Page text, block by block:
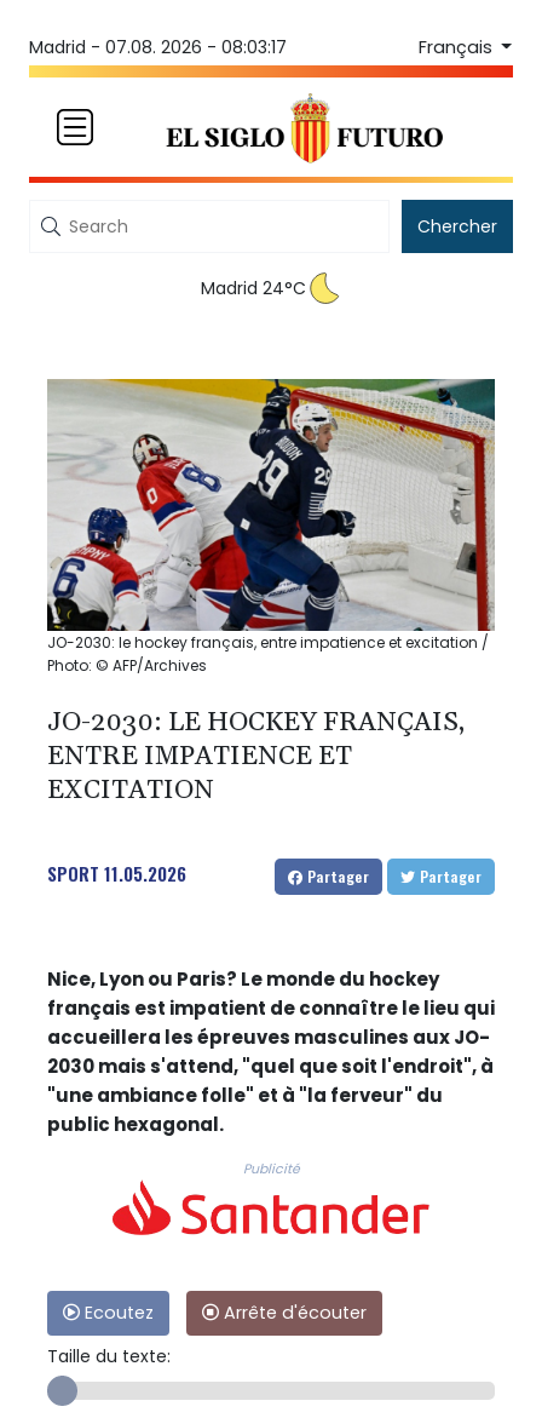
Madrid - 07.08. 2026 - 08:03:17 Français
Chercher
Madrid 24°C
JO-2030: le hockey français, entre impatience et excitation /
Photo: © AFP/Archives
JO-2030: LE HOCKEY FRANÇAIS,
ENTRE IMPATIENCE ET
EXCITATION
SPORT 11.05.2026 Partager Partager
Nice, Lyon ou Paris? Le monde du hockey
français est impatient de connaître le lieu qui
accueillera les épreuves masculines aux JO-
2030 mais s'attend, "quel que soit l'endroit", à
"une ambiance folle" et à "la ferveur" du
public hexagonal.
Publicité
Ecoutez
Arrête d'écouter
Taille du texte: